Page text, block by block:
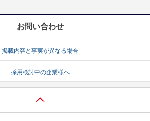
サポート
載！ お役立ち記事・相談室など
お問い合わせ
掲載内容と事実が異なる場合
採用検討中の企業様へ